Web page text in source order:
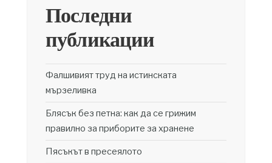
Последни
публикации
Фалшивият труд на истинската
мързеливка
Блясък без петна: как да се грижим
правилно за приборите за хранене
Пясъкът в пресеялото